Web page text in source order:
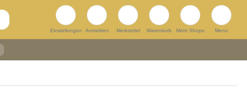
Einstellungen Anmelden Merkzettel Warenkorb Mehr Shops Menü